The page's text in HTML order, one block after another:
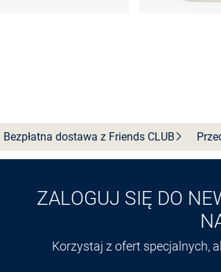
Bezpłatna dostawa z FriendsCLUB
ZALOGUJ SIĘ DO
Korzystaj z ofert specjalnych,